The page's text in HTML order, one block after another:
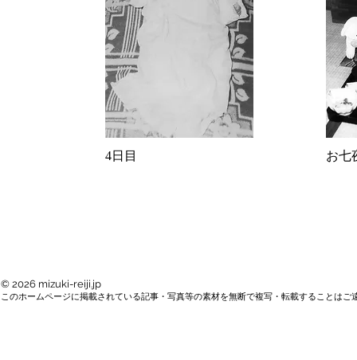
4日目 お七
© 2026 mizuki-reiji.jp
このホームページに掲載されている記事・写真等の素材を無断で複写・転載することはご